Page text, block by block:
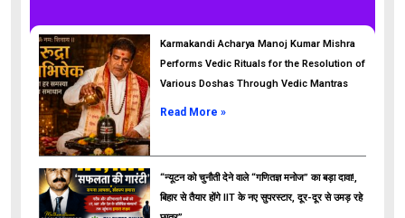
Karmakandi Acharya Manoj Kumar Mishra
Performs Vedic Rituals for the Resolution of
Various Doshas Through Vedic Mantras
Read More »
“न्यूटन को चुनौती देने वाले “गणितज्ञ मनोज” का बड़ा दावा!,
बिहार से तैयार होंगे IIT के नए सुपरस्टार, दूर-दूर से उमड़ रहे